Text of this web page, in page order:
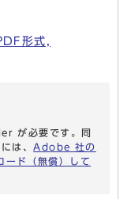
形式,
が必要です。同
は、 Adobe 社の
ド（無償）して